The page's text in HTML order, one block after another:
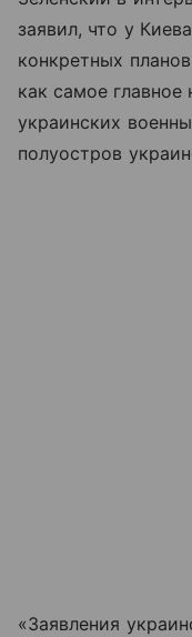
заявил, что у
конкретных
как самое
украинских
полуостров
«Заявления